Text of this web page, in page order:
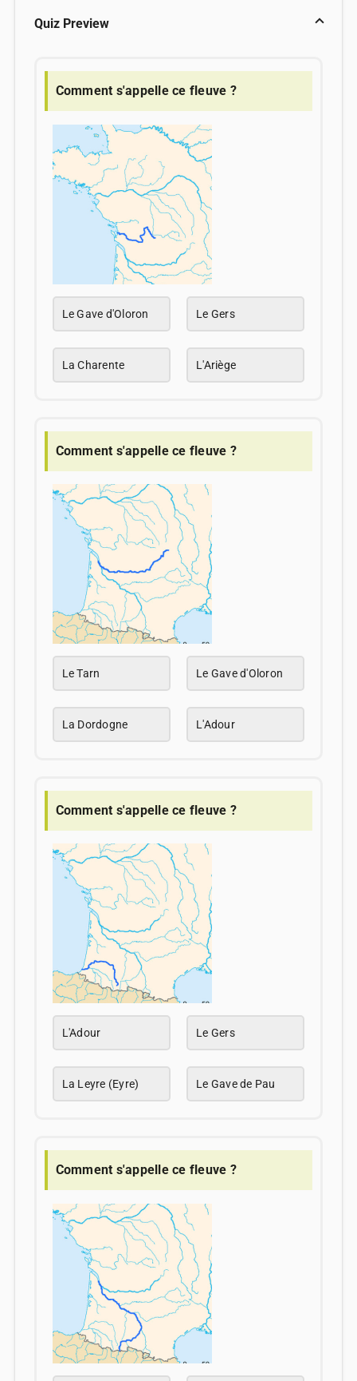
Quiz Preview
Comment s'appelle ce fleuve ?
Le Gave d'Oloron Le Gers
La Charente L'Ariège
Comment s'appelle ce fleuve ?
Le Tarn Le Gave d'Oloron
La Dordogne L'Adour
Comment s'appelle ce fleuve ?
L'Adour Le Gers
La Leyre (Eyre) Le Gave de Pau
Comment s'appelle ce fleuve ?